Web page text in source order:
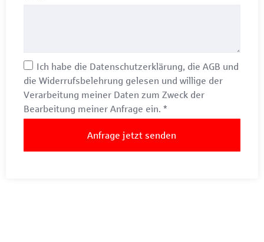
Ich habe die Datenschutzerklärung , die AGB und
die Widerrufsbelehrung gelesen und willige der
Verarbeitung meiner Daten zum Zweck der
Bearbeitung meiner Anfrage ein. *
Anfrage jetzt senden